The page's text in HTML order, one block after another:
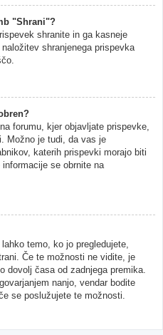
"Shrani"?
shranite in ga kasneje
shranjenega prispevka
forumu, kjer objavljate prispevke,
Možno je tudi, da vas je
katerih prispevki morajo biti
se obrnite na
temo, ko jo pregledujete,
Če te možnosti ne vidite, je
dovolj časa od zadnjega premika.
nanjo, vendar bodite
se poslužujete te možnosti.